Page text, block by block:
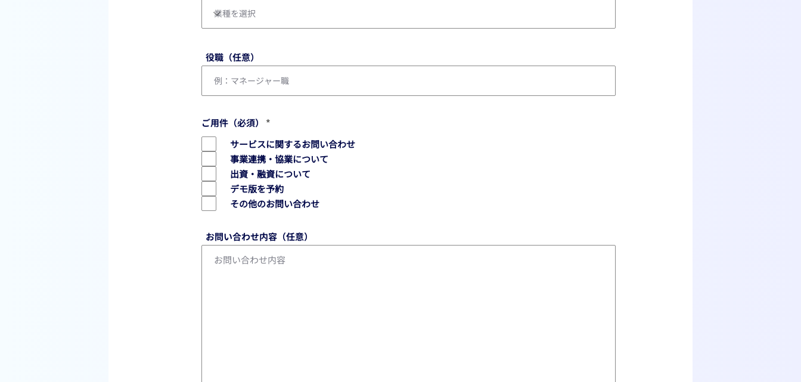
役職（任意）
ご用件（必須） *
項
目
サービスに関するお問い合わせ
事業連携・協業について
出資・融資について
デモ版を予約
その他のお問い合わせ
お問い合わせ内容（任意）